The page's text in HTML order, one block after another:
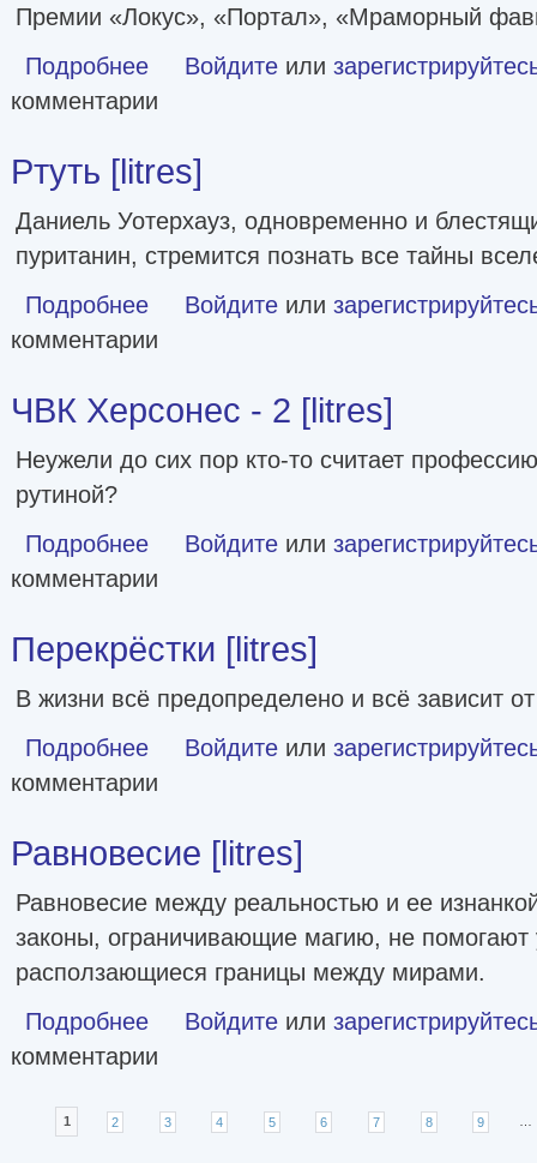
Премии «Локус», «Портал», «Мраморный
Подробнее о Смешенье [litres]
Войдите или
комментарии
Ртуть [litres]
Даниель Уотерхауз, одновременно и
пуританин, стремится познать все тайны
Подробнее о Ртуть [litres]
Войдите или
комментарии
ЧВК Херсонес - 2 [litres]
Неужели до сих пор кто-то считает
рутиной?
Подробнее о ЧВК Херсонес - 2 [litres]
Войдите или
комментарии
Перекрёстки [litres]
В жизни всё предопределено и всё зависит
Подробнее о Перекрёстки [litres]
Войдите или
комментарии
Равновесие [litres]
Равновесие между реальностью и ее
законы, ограничивающие магию, не помогают
расползающиеся границы между мирами.
Подробнее о Равновесие [litres]
Войдите или
комментарии
Страницы
1 2 3 4 5 6 7 8 9 …